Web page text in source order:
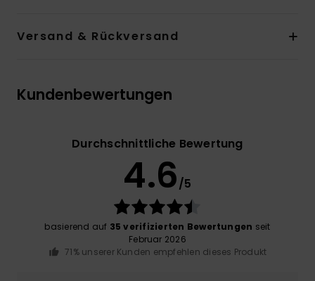
Versand & Rückversand
Kundenbewertungen
Durchschnittliche Bewertung
4.6/5
basierend auf 35 verifizierten Bewertungen seit
Februar 2026
71% unserer Kunden empfehlen dieses Produkt